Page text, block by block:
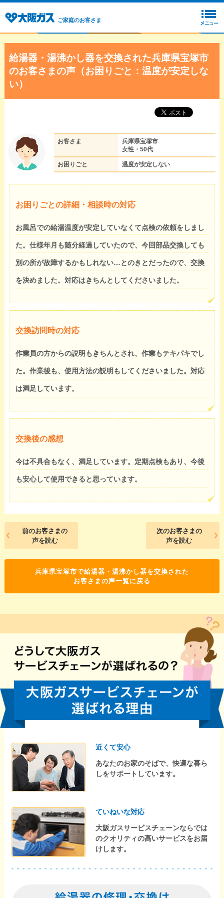
ご家庭のお客さま
給湯器・湯沸かし器を交換された兵庫県宝塚市
のお客さまの声（お困りごと：温度が安定しな
い）
お客さま
兵庫県宝塚市
女性・50代
お困りごと 温度が安定しない
お困りごとの詳細・相談時の対応
お風呂での給湯温度が安定していなくて点検の依頼をしまし
た。仕様年月も随分経過していたので、今回部品交換しても
別の所が故障するかもしれない…とのきとだったので、交換
を決めました。対応はきちんとしてくださいました。
交換訪問時の対応
作業員の方からの説明もきちんとされ、作業もテキパキでし
た。作業後も、使用方法の説明もしてくださいました。対応
は満足しています。
交換後の感想
今は不具合もなく、満足しています。定期点検もあり、今後
も安心して使用できると思っています。
前のお客さまの
声を読む
次のお客さまの
声を読む
兵庫県宝塚市で給湯器・湯沸かし器を交換された
お客さまの声一覧に戻る
近くて安心
あなたのお家のそばで、快適な暮ら
しをサポートしています。
ていねいな対応
大阪ガスサービスチェーンならでは
のクオリティの高いサービスをお届
けします。